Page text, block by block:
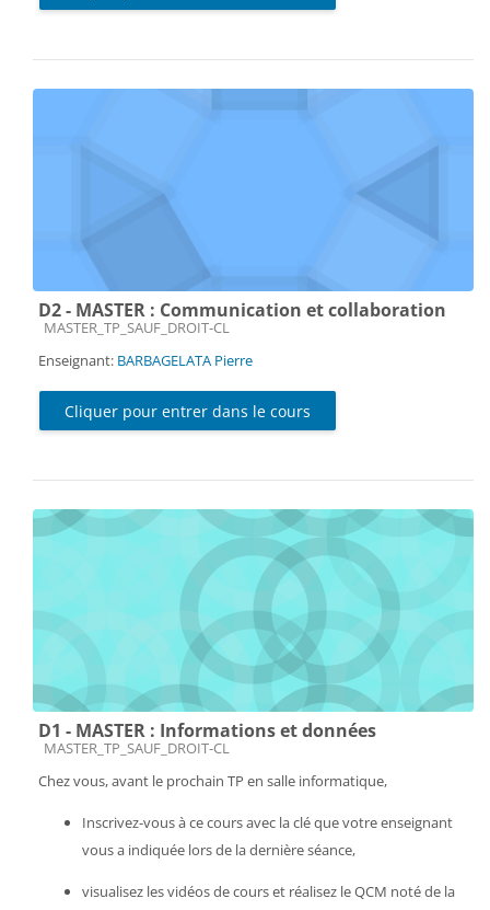
D2 - MASTER : Communication et collaboration
Catégorie de cours
MASTER_TP_SAUF_DROIT-CL
Enseignant: BARBAGELATA Pierre
Cliquer pour entrer dans le cours
D1 - MASTER : Informations et données
Catégorie de cours
MASTER_TP_SAUF_DROIT-CL
Chez vous, avant le prochain TP en salle informatique,
Inscrivez-vous à ce cours avec la clé que votre enseignant
vous a indiquée lors de la dernière séance,
visualisez les vidéos de cours et réalisez le QCM noté de la